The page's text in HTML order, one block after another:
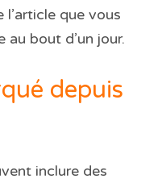
l’article que vous
au bout d’un jour.
depuis
inclure des